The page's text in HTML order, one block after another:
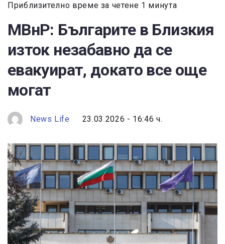
Приблизително време за четене 1 минута
МВнР: Българите в Близкия
изток незабавно да се
евакуират, докато все още
могат
News Life 23.03.2026 - 16:46 ч.